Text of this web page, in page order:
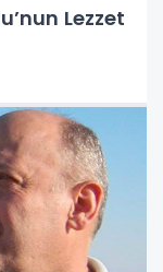
Lezzet